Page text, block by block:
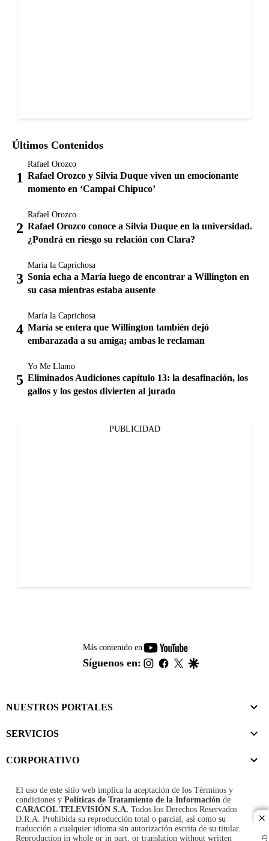
Últimos Contenidos
Rafael Orozco
Rafael Orozco y Silvia Duque viven un emocionante
momento en ‘Campai Chipuco’
Rafael Orozco
Rafael Orozco conoce a Silvia Duque en la universidad.
¿Pondrá en riesgo su relación con Clara?
María la Caprichosa
Sonia echa a María luego de encontrar a Willington en
su casa mientras estaba ausente
María la Caprichosa
María se entera que Willington también dejó
embarazada a su amiga; ambas le reclaman
Yo Me Llamo
Eliminados Audiciones capítulo 13: la desafinación, los
gallos y los gestos divierten al jurado
PUBLICIDAD
Más contenido en
youtube-
footer
Síguenos en: instagram
facebook
twitter
NUESTROS PORTALES
SERVICIOS
CORPORATIVO
El uso de este sitio web implica la aceptación de los Términos y
condiciones y Políticas de Tratamiento de la Información de
CARACOL TELEVISIÓN S.A. Todos los Derechos Reservados
D.R.A. Prohibida su reproducción total o parcial, así como su
traducción a cualquier idioma sin autorización escrita de su titular.
Reproduction in whole or in part, or translation without written